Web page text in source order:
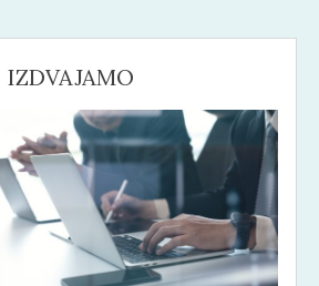
IZDVAJAMO